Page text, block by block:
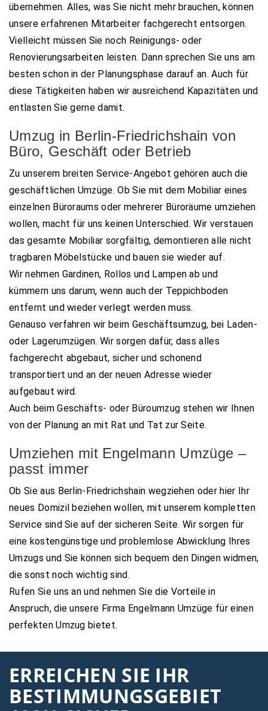
übernehmen. Alles, was Sie nicht mehr brauchen, können
unsere erfahrenen Mitarbeiter fachgerecht entsorgen.
Vielleicht müssen Sie noch Reinigungs- oder
Renovierungsarbeiten leisten. Dann sprechen Sie uns am
besten schon in der Planungsphase darauf an. Auch für
diese Tätigkeiten haben wir ausreichend Kapazitäten und
entlasten Sie gerne damit.
Umzug in Berlin-Friedrichshain von
Büro, Geschäft oder Betrieb
Zu unserem breiten Service-Angebot gehören auch die
geschäftlichen Umzüge. Ob Sie mit dem Mobiliar eines
einzelnen Büroraums oder mehrerer Büroräume umziehen
wollen, macht für uns keinen Unterschied. Wir verstauen
das gesamte Mobiliar sorgfältig, demontieren alle nicht
tragbaren Möbelstücke und bauen sie wieder auf.
Wir nehmen Gardinen, Rollos und Lampen ab und
kümmern uns darum, wenn auch der Teppichboden
entfernt und wieder verlegt werden muss.
Genauso verfahren wir beim Geschäftsumzug, bei Laden-
oder Lagerumzügen. Wir sorgen dafür, dass alles
fachgerecht abgebaut, sicher und schonend
transportiert und an der neuen Adresse wieder
aufgebaut wird.
Auch beim Geschäfts- oder Büroumzug stehen wir Ihnen
von der Planung an mit Rat und Tat zur Seite.
Umziehen mit Engelmann Umzüge –
passt immer
Ob Sie aus Berlin-Friedrichshain wegziehen oder hier Ihr
neues Domizil beziehen wollen, mit unserem kompletten
Service sind Sie auf der sicheren Seite. Wir sorgen für
eine kostengünstige und problemlose Abwicklung Ihres
Umzugs und Sie können sich bequem den Dingen widmen,
die sonst noch wichtig sind.
Rufen Sie uns an und nehmen Sie die Vorteile in
Anspruch, die unsere Firma Engelmann Umzüge für einen
perfekten Umzug bietet.
ERREICHEN SIE IHR
BESTIMMUNGSGEBIET